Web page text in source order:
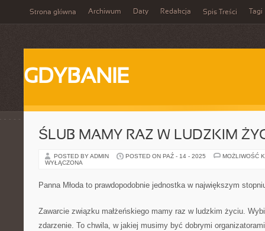
Strona główna Archiwum Daty Redakcja Spis Treści Tagi
GDYBANIE
ŚLUB MAMY RAZ W LUDZKIM
POSTED BY ADMIN POSTED ON PAŹ - 14 - 2025
MOŻLIWOŚĆ
WYŁĄCZONA
Panna Młoda to prawdopodobnie jednostka w największym
Zawarcie związku małżeńskiego mamy raz w ludzkim życiu.
zdarzenie. To chwila, w jakiej musimy być dobrymi